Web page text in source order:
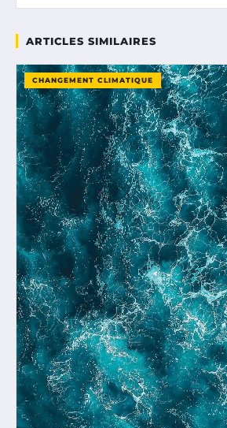
ARTICLES SIMILAIRES
CHANGEMENT CLIMATIQUE